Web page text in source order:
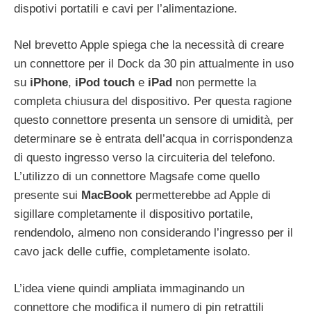
dispotivi portatili e cavi per l’alimentazione.
Nel brevetto Apple spiega che la necessità di creare
un connettore per il Dock da 30 pin attualmente in uso
su iPhone, iPod touch e iPad non permette la
completa chiusura del dispositivo. Per questa ragione
questo connettore presenta un sensore di umidità, per
determinare se è entrata dell’acqua in corrispondenza
di questo ingresso verso la circuiteria del telefono.
L’utilizzo di un connettore Magsafe come quello
presente sui MacBookpermetterebbe ad Apple di
sigillare completamente il dispositivo portatile,
rendendolo, almeno non considerando l’ingresso per il
cavo jack delle cuffie, completamente isolato.
L’idea viene quindi ampliata immaginando un
connettore che modifica il numero di pin retrattili